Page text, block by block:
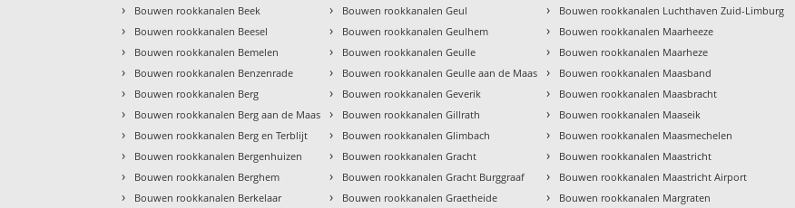
› Bouwen rookkanalen Beek
› Bouwen rookkanalen Beesel
› Bouwen rookkanalen Bemelen
› Bouwen rookkanalen Benzenrade
› Bouwen rookkanalen Berg
› Bouwen rookkanalen Berg aan de Maas
› Bouwen rookkanalen Berg en Terblijt
› Bouwen rookkanalen Bergenhuizen
› Bouwen rookkanalen Berghem
› Bouwen rookkanalen Berkelaar
› Bouwen rookkanalen Geul
› Bouwen rookkanalen Geulhem
› Bouwen rookkanalen Geulle
› Bouwen rookkanalen Geulle aan de Maas
› Bouwen rookkanalen Geverik
› Bouwen rookkanalen Gillrath
› Bouwen rookkanalen Glimbach
› Bouwen rookkanalen Gracht
› Bouwen rookkanalen Gracht Burggraaf
› Bouwen rookkanalen Graetheide
› Bouwen rookkanalen Luchthaven Zuid-Limburg
› Bouwen rookkanalen Maarheeze
› Bouwen rookkanalen Maarheze
› Bouwen rookkanalen Maasband
› Bouwen rookkanalen Maasbracht
› Bouwen rookkanalen Maaseik
› Bouwen rookkanalen Maasmechelen
› Bouwen rookkanalen Maastricht
› Bouwen rookkanalen Maastricht Airport
› Bouwen rookkanalen Margraten